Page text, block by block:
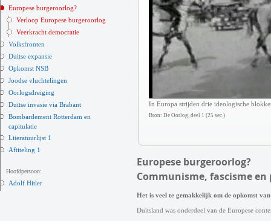
Europese burgeroorlog?
Verloop Europese burgeroorlog
Veerkracht democratie
Volksfronten
Duitse expansie
Opkomst NSB
Joodse vluchtelingen
Oorlogsdreiging
Duitse invasie via Brabant
Bombardement Rotterdam en
capitulatie
Literatuurlijst 1
Aftiteling 1
Hoofdpersoon:
Adolf Hitler
In Europa strijden drie ideologische
Bron: De Oorlog, deel 1 (25 sec.)
Europese burgeroorlog?
Communisme, fascisme
Het is veel te gemakkelijk om de opkomst
Duitsland was onderdeel van de Europese